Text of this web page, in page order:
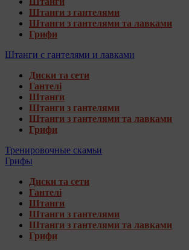
Штанги з гантелями
Штанги з гантелями та лавками
Грифи
Штанги с гантелями и лавками
Диски та сети
Гантелі
Штанги
Штанги з гантелями
Штанги з гантелями та лавками
Грифи
Тренировочные скамьи
Грифы
Диски та сети
Гантелі
Штанги
Штанги з гантелями
Штанги з гантелями та лавками
Грифи